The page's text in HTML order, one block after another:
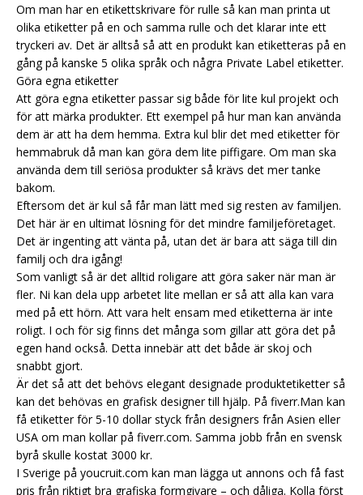
Om man har en etikettskrivare för rulle så kan man printa ut
olika etiketter på en och samma rulle och det klarar inte ett
tryckeri av. Det är alltså så att en produkt kan etiketteras på en
gång på kanske 5 olika språk och några Private Label etiketter.
Göra egna etiketter
Att göra egna etiketter passar sig både för lite kul projekt och
för att märka produkter. Ett exempel på hur man kan använda
dem är att ha dem hemma. Extra kul blir det med etiketter för
hemmabruk då man kan göra dem lite piffigare. Om man ska
använda dem till seriösa produkter så krävs det mer tanke
bakom.
Eftersom det är kul så får man lätt med sig resten av familjen.
Det här är en ultimat lösning för det mindre familjeföretaget.
Det är ingenting att vänta på, utan det är bara att säga till din
familj och dra igång!
Som vanligt så är det alltid roligare att göra saker när man är
fler. Ni kan dela upp arbetet lite mellan er så att alla kan vara
med på ett hörn. Att vara helt ensam med etiketterna är inte
roligt. I och för sig finns det många som gillar att göra det på
egen hand också. Detta innebär att det både är skoj och
snabbt gjort.
Är det så att det behövs elegant designade produktetiketter så
kan det behövas en grafisk designer till hjälp. På fiverr.Man kan
få etiketter för 5-10 dollar styck från designers från Asien eller
USA om man kollar på fiverr.com. Samma jobb från en svensk
byrå skulle kostat 3000 kr.
I Sverige på youcruit.com kan man lägga ut annons och få fast
pris från riktigt bra grafiska formgivare – och dåliga. Kolla först